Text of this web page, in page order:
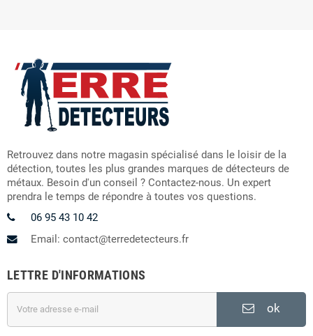
Retrouvez dans notre magasin spécialisé dans le loisir de la
détection, toutes les plus grandes marques de détecteurs de
métaux. Besoin d'un conseil ? Contactez-nous. Un expert
prendra le temps de répondre à toutes vos questions.
06 95 43 10 42
Email: contact@terredetecteurs.fr
LETTRE D'INFORMATIONS
ok